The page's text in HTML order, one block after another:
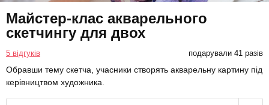
Майстер-клас акварельного
скетчингу для двох
5 відгуків подарували 41 разів
Обравши тему скетча, учасники створять акварельну картину під
керівництвом художника.